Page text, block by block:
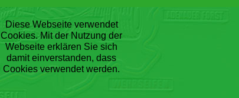
Diese Webseite verwendet
Cookies. Mit der Nutzung der
Webseite erklären Sie sich
damit einverstanden, dass
Cookies verwendet werden.